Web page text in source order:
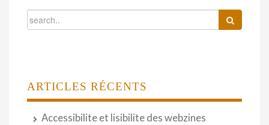
ARTICLES RÉCENTS
Accessibilite et lisibilite des webzines